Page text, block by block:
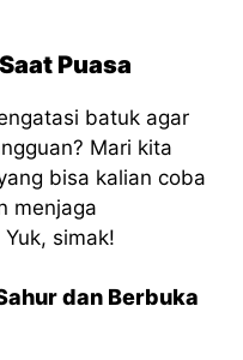
Puasa
batuk agar
Mari kita
bisa kalian coba
menjaga
simak!
dan Berbuka